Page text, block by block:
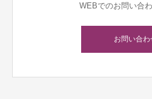
WEBでのお問い合
お問い合わ